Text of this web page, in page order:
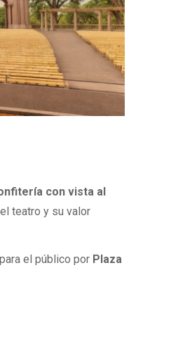
con vista al
teatro y su valor
el público por Plaza